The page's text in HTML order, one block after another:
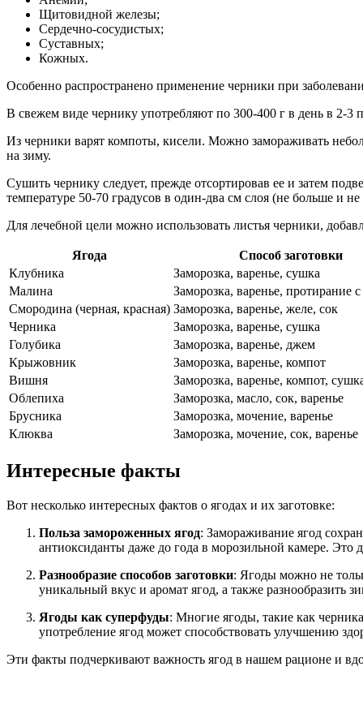
Щитовидной железы;
Сердечно-сосудистых;
Суставных;
Кожных.
Особенно распространено применение черники при
В свежем виде чернику употребляют по 300-400 г в день в 2-
Из черники варят компоты, кисели. Можно замораживать
на зиму.
Сушить чернику следует, прежде отсортировав ее и затем
температуре 50-70 градусов в один-два см слоя (не больше и
Для лечебной цели можно использовать листья черники,
Ягода
Способ заготовки
Клубника
Заморозка, варенье, сушка
Малина
Заморозка, варенье, протирание
Смородина (черная, красная) Заморозка, варенье, желе, сок
Черника
Заморозка, варенье, сушка
Голубика
Заморозка, варенье, джем
Крыжовник
Заморозка, варенье, компот
Вишня
Заморозка, варенье, компот,
Облепиха
Заморозка, масло, сок, варенье
Брусника
Заморозка, мочение, варенье
Клюква
Заморозка, мочение, сок, варенье
Интересные факты
Вот несколько интересных фактов о ягодах и их заготовке:
Польза замороженных ягод: Замораживание ягод
антиоксиданты даже до года в морозильной камере. Это
Разнообразие способов заготовки: Ягоды можно не
уникальный вкус и аромат ягод, а также разнообразить
Ягоды как суперфуды: Многие ягоды, такие как
употребление ягод может способствовать улучшению
Эти факты подчеркивают важность ягод в нашем рационе и